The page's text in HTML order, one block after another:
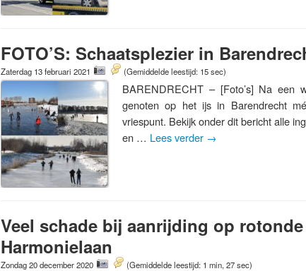
FOTO’S: Schaatsplezier in
Zaterdag 13 februari 2021 (Gemiddelde leestijd: 15 sec)
BARENDRECHT – [Foto’s] Na een
genoten op het ijs in Barendrecht
vriespunt. Bekijk onder dit bericht alle
en … Lees verder →
Veel schade bij aanrijding op
Harmonielaan
Zondag 20 december 2020 (Gemiddelde leestijd: 1 min, 27 sec)